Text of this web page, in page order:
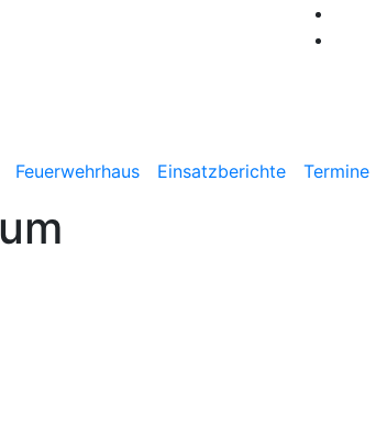
Feuerwehrhaus Einsatzberichte Termine